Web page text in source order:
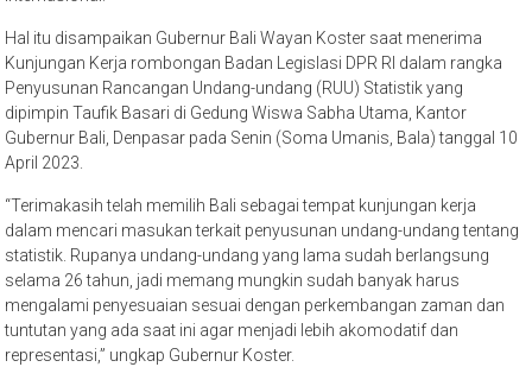
Hal itu disampaikan Gubernur Bali Wayan Koster saat menerima
Kunjungan Kerja rombongan Badan Legislasi DPR RI dalam rangka
Penyusunan Rancangan Undang-undang (RUU) Statistik yang
dipimpin Taufik Basari di Gedung Wiswa Sabha Utama, Kantor
Gubernur Bali, Denpasar pada Senin (Soma Umanis, Bala) tanggal 10
April 2023.
“Terimakasih telah memilih Bali sebagai tempat kunjungan kerja
dalam mencari masukan terkait penyusunan undang-undang tentang
statistik. Rupanya undang-undang yang lama sudah berlangsung
selama 26 tahun, jadi memang mungkin sudah banyak harus
mengalami penyesuaian sesuai dengan perkembangan zaman dan
tuntutan yang ada saat ini agar menjadi lebih akomodatif dan
representasi,” ungkap Gubernur Koster.